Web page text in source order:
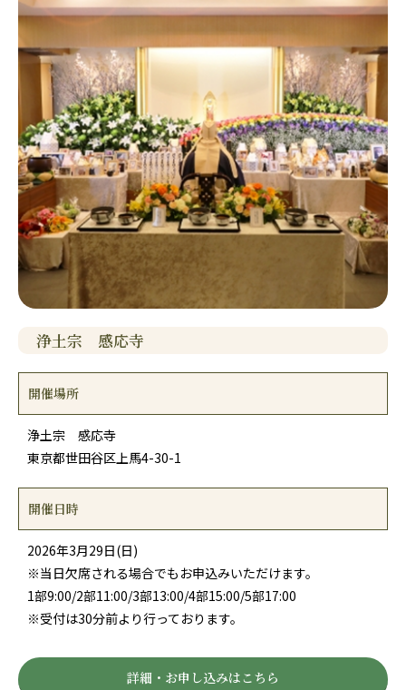
浄土宗 感応寺
開催場所
浄土宗 感応寺
東京都世田谷区上馬4-30-1
開催日時
2026年3月29日(日)
※当日欠席される場合でもお申込みいただけます。
1部9:00/2部11:00/3部13:00/4部15:00/5部17:00
※受付は30分前より行っております。
詳細・お申し込みはこちら